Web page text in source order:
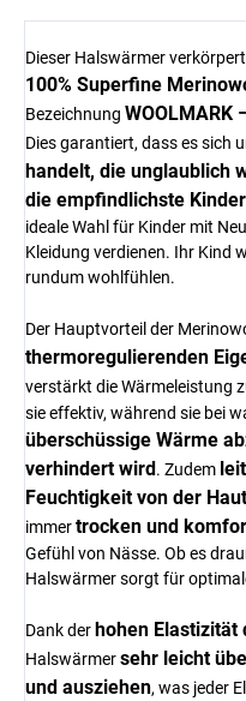
Dieser Halswärmer
100% Superfine
Bezeichnung WOOLMARK
Dies garantiert, dass es sich
handelt, die unglaublich
die empfindlichste
ideale Wahl für Kinder mit
Kleidung verdienen. Ihr Kind
rundum wohlfühlen.
Der Hauptvorteil der
thermoregulierenden
verstärkt die Wärmeleistung
sie effektiv, während sie bei
überschüssige Wärme
verhindert wird . Zudem
Feuchtigkeit von der
immertrocken und
Gefühl von Nässe. Ob es
Halswärmer sorgt für
Dank der hohen
Halswärmersehr leicht
und ausziehen, was jeder